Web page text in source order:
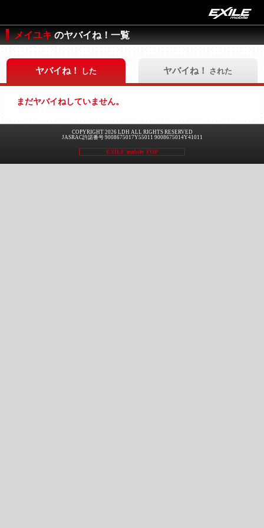
メイユキ のヤバイね！一覧
ヤバイね！ した ヤバイね！ された
まだヤバイねしていません。
COPYRIGHT 2026 LDH ALL RIGHTS RESERVED
JASRAC許諾番号 9008675017Y55011 9008675014Y41011
EXILE mobile TOP